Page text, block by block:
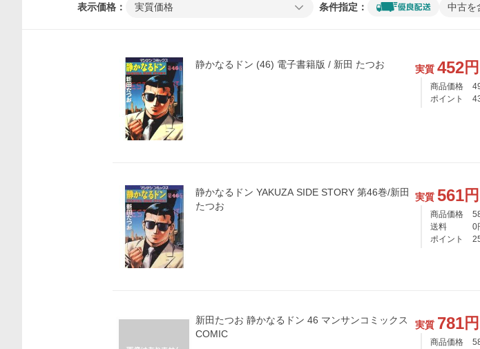
表示価格： 実質価格 条件指定： 中古を
静かなるドン (46) 電子書籍版 / 新田 たつお 実質 452円
商品価格
ポイント
静かなるドン YAKUZA SIDE STORY 第46巻/新田
たつお
実質 561円
商品価格
送料
0
ポイント
新田たつお 静かなるドン 46 マンサンコミックス
COMIC
実質 781円
商品価格